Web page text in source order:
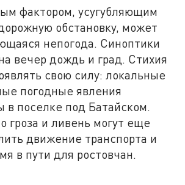
фактором, усугубляющим
обстановку, может
непогода. Синоптики
вечер дождь и град. Стихия
свою силу: локальные
погодные явления
в поселке под Батайском.
гроза и ливень могут еще
движение транспорта и
в пути для ростовчан.